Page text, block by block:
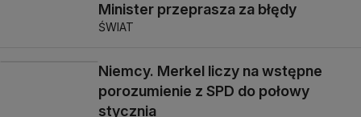
Minister przeprasza za błędy
ŚWIAT
Niemcy. Merkel liczy na wstępne
porozumienie z SPD do połowy
stycznia